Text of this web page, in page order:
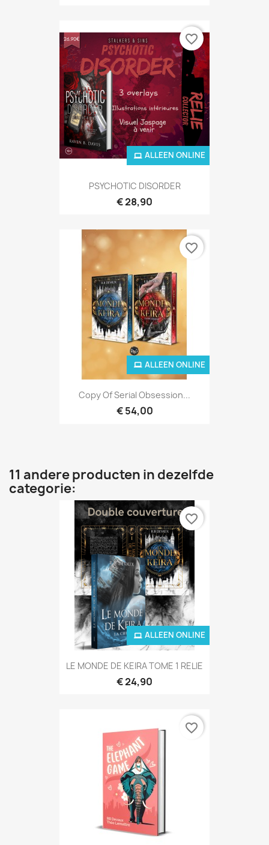
ALLEEN ONLINE
PSYCHOTIC DISORDER
€ 28,90
ALLEEN ONLINE
favorite_border
Copy Of Serial Obsession...
€ 54,00
ALLEEN ONLINE
favorite_border
11 andere producten in dezelfde
categorie:
LE MONDE DE KEIRA TOME 1 RELIE
€ 24,90
ALLEEN ONLINE
favorite_border
favorite_border